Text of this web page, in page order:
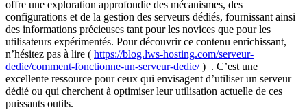
offre une exploration approfondie des mécanismes, des
configurations et de la gestion des serveurs dédiés, fournissant ainsi
des informations précieuses tant pour les novices que pour les
utilisateurs expérimentés. Pour découvrir ce contenu enrichissant,
n’hésitez pas à lire ( https://blog.lws-hosting.com/serveur-
dedie/comment-fonctionne-un-serveur-dedie/) . C’est une
excellente ressource pour ceux qui envisagent d’utiliser un serveur
dédié ou qui cherchent à optimiser leur utilisation actuelle de ces
puissants outils.